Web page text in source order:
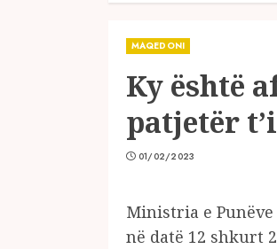
MAQEDONI
Ky është
patjetër
01/02/2023
Ministria e
në datë 12 shkurt